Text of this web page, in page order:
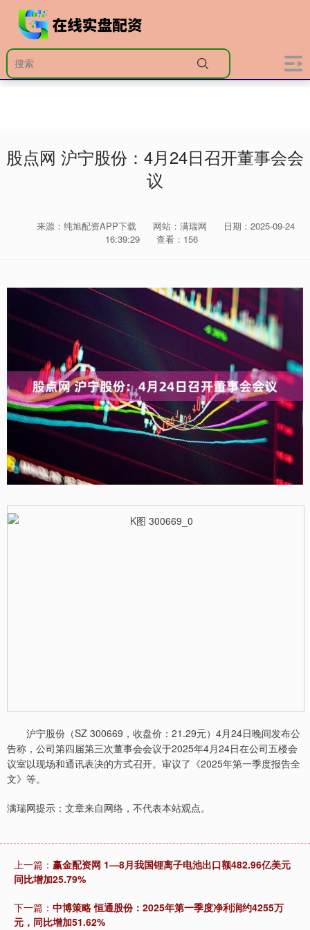
股点网 沪宁股份：4月24日召开董事会会
议
来源：纯旭配资APP下载 网站：满瑞网
日期：2025-09-24
16:39:29
查看：156
沪宁股份（SZ 300669，收盘价：21.29元）4月24日晚间发布公
告称，公司第四届第三次董事会会议于2025年4月24日在公司五楼会
议室以现场和通讯表决的方式召开。审议了《2025年第一季度报告全
文》等。
满瑞网提示：文章来自网络，不代表本站观点。
上一篇： 赢金配资网 1—8月我国锂离子电池出口额482.96亿美元
同比增加25.79%
下一篇： 中博策略 恒通股份：2025年第一季度净利润约4255万
元，同比增加51.62%